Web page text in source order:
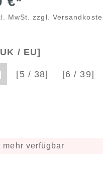
MwSt. zzgl.
verfügbar
/ EU]
[5 / 38] [6 / 39]